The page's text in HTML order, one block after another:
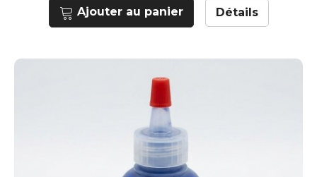
Ajouter au panier Détails